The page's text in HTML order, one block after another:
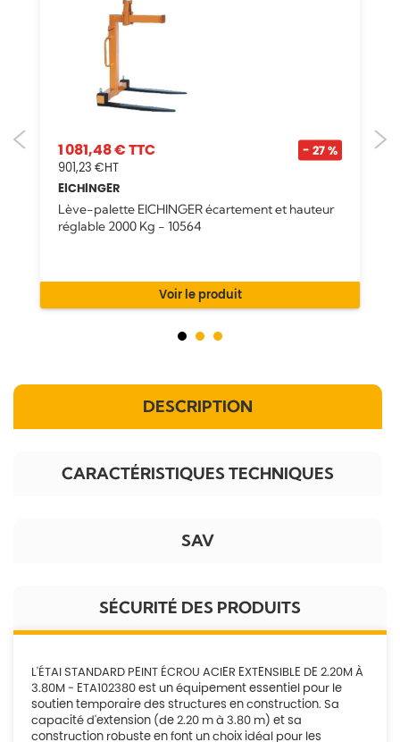
1 081,48 €
- 27 %
901,23 €
EICHINGER
Lève-palette EICHINGER écartement et hauteur
réglable 2000 Kg - 10564
Voir le produit
DESCRIPTION
CARACTÉRISTIQUES TECHNIQUES
SAV
SÉCURITÉ DES PRODUITS
L'ÉTAI STANDARD PEINT ÉCROU ACIER EXTENSIBLE DE 2.20M À
3.80M - ETA102380 est un équipement essentiel pour le
soutien temporaire des structures en construction. Sa
capacité d'extension (de 2.20 m à 3.80 m) et sa
construction robuste en font un choix idéal pour les